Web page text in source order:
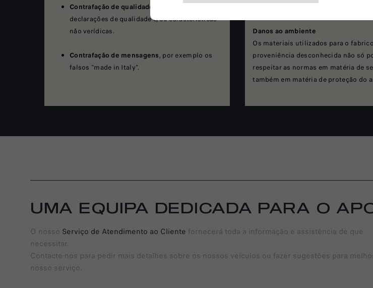
Contrafação de qualidade,
declarações de qualidade e/ou características
não verídicas.
Contrafação de mensagens, por exemplo os
falsos "made in Italy".
Danos ao ambiente
Os materiais utilizados para o
proveniência desconhecida não só
respeitar as normas em matéria de
também em matéria de proteção do
UMA EQUIPA DEDICADA PARA O
O nosso Serviço de Atendimento ao Cliente fornecerá toda a informação e assistência de que
necessitar.
Contacte-nos para pedir mais detalhes sobre os nossos veículos ou fazer sugestões para
nosso serviço.